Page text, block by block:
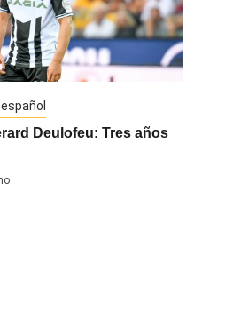
Deulofeu: Tres años